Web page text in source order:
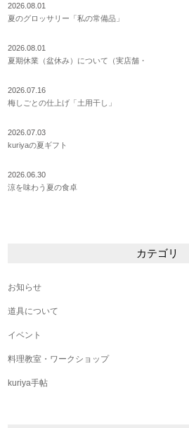
2026.08.01
夏のグロッサリー「私の常備品」
2026.08.01
夏期休業（盆休み）について（実店舗・
2026.07.16
梅しごとの仕上げ「土用干し」
2026.07.03
kuriyaの夏ギフト
2026.06.30
涼を味わう夏の食卓
カテゴリ
お知らせ
道具について
イベント
料理教室・ワークショップ
kuriya手帖